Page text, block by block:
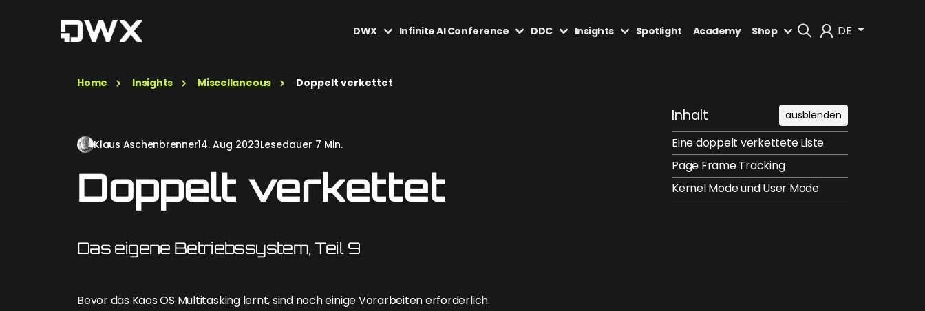
Abmelden
DE
DWX Infinite AI Conference DDC Insights Spotlight Academy Shop
Home Insights Miscellaneous Doppelt verkettet
Klaus Aschenbrenner14. Aug 2023Lesedauer 7 Min.
Doppelt verkettet
Das eigene Betriebssystem, Teil 9
Bevor das Kaos OS Multitasking lernt, sind noch einige Vorarbeiten erforderlich.
Inhalt ausblenden
Eine doppelt verkettete Liste
Page Frame Tracking
Kernel Mode und User Mode